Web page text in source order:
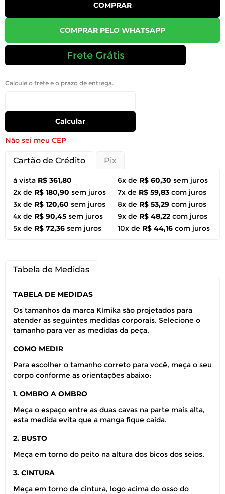
COMPRAR
COMPRAR PELO WHATSAPP
Frete Grátis
Calcule o frete e o prazo de entrega.
Calcular
Não sei meu CEP
Cartão de Crédito Pix
à vista R$ 361,80
2x de R$ 180,90 sem juros
3x de R$ 120,60 sem juros
4x de R$ 90,45 sem juros
5x de R$ 72,36 sem juros
6x de R$ 60,30 sem juros
7x de R$ 59,83 com juros
8x de R$ 53,29 com juros
9x de R$ 48,22 com juros
10x de R$ 44,16 com juros
Tabela de Medidas
TABELA DE MEDIDAS
Os tamanhos da marca Kímika são projetados para
atender as seguintes medidas corporais. Selecione o
tamanho para ver as medidas da peça.
COMO MEDIR
Para escolher o tamanho correto para você, meça o seu
corpo conforme as orientações abaixo:
1. OMBRO A OMBRO
Meça o espaço entre as duas cavas na parte mais alta,
esta medida evita que a manga fique caída.
2. BUSTO
Meça em torno do peito na altura dos bicos dos seios.
3. CINTURA
Meça em torno de cintura, logo acima do osso do